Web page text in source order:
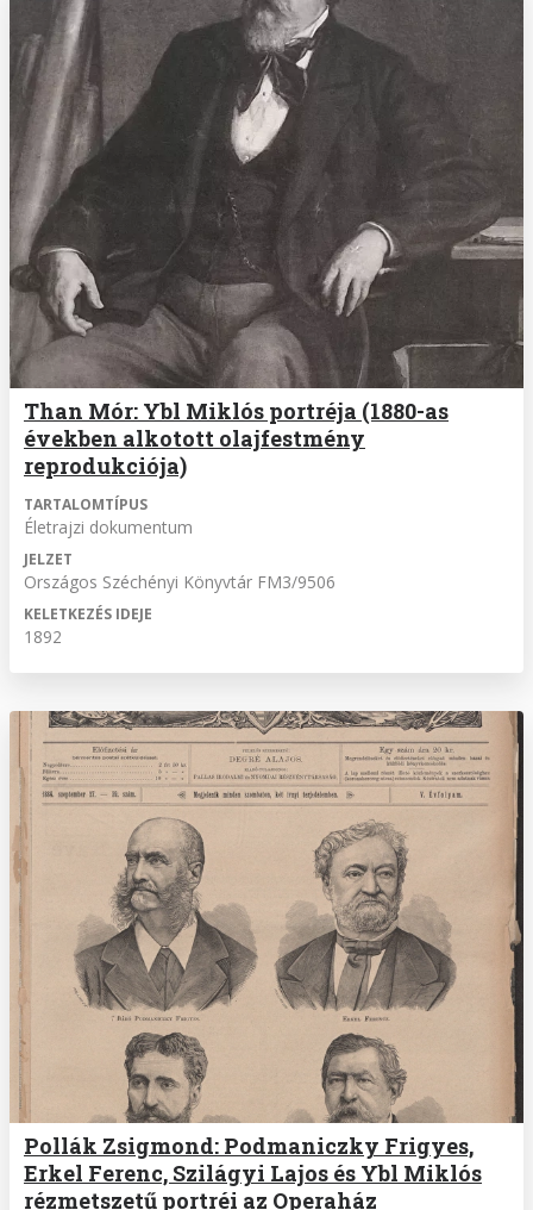
Than Mór: Ybl Miklós portréja (1880-as
években alkotott olajfestmény
reprodukciója)
TARTALOMTÍPUS
Életrajzi dokumentum
JELZET
Országos Széchényi Könyvtár FM3/9506
KELETKEZÉS IDEJE
1892
Pollák Zsigmond: Podmaniczky Frigyes,
Erkel Ferenc, Szilágyi Lajos és Ybl Miklós
rézmetszetű portréi az Operaház